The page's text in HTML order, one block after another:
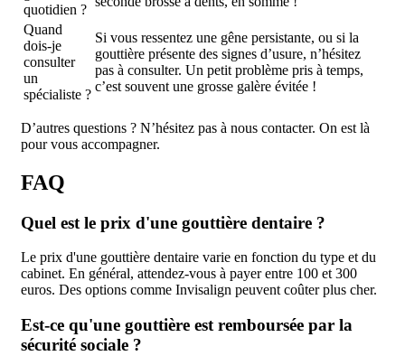
quotidien ?
Quand
dois-je
consulter
un
spécialiste ?
Si vous ressentez une gêne persistante, ou si la
gouttière présente des signes d’usure, n’hésitez
pas à consulter. Un petit problème pris à temps,
c’est souvent une grosse galère évitée !
D’autres questions ? N’hésitez pas à nous contacter. On est là
pour vous accompagner.
FAQ
Quel est le prix d'une gouttière dentaire ?
Le prix d'une gouttière dentaire varie en fonction du type et du
cabinet. En général, attendez-vous à payer entre 100 et 300
euros. Des options comme Invisalign peuvent coûter plus cher.
Est-ce qu'une gouttière est remboursée par la
sécurité sociale ?